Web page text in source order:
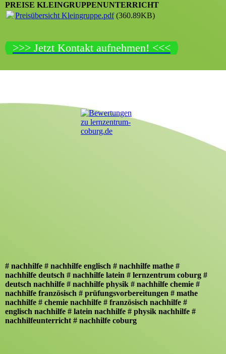
PREISE KLEINGRUPPENUNTERRICHT
Preisübersicht Kleingruppe.pdf(360.89KB)
>>> Jetzt Kontakt aufnehmen! <<<
# nachhilfe # nachhilfe englisch # nachhilfe mathe #
nachhilfe deutsch # nachhilfe latein # lernzentrum coburg #
deutsch nachhilfe # nachhilfe physik # nachhilfe chemie #
nachhilfe französisch # prüfungsvorbereitungen # mathe
nachhilfe # chemie nachhilfe # französisch nachhilfe #
englisch nachhilfe # latein nachhilfe # physik nachhilfe #
nachhilfeunterricht # nachhilfe coburg